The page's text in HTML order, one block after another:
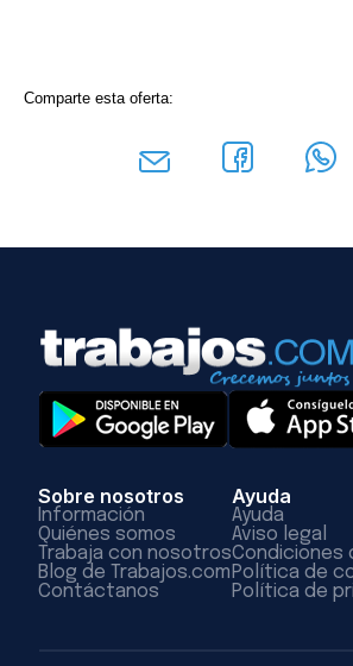
Comparte esta oferta:
Sobre nosotros
Información
Quiénes somos
Trabaja con nosotros
Blog de Trabajos.com
Contáctanos
Ayuda
Ayuda
Aviso legal
Condiciones
Política de
Política de